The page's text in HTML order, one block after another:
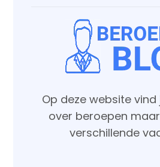
Op deze website
over beroepen
verschillende